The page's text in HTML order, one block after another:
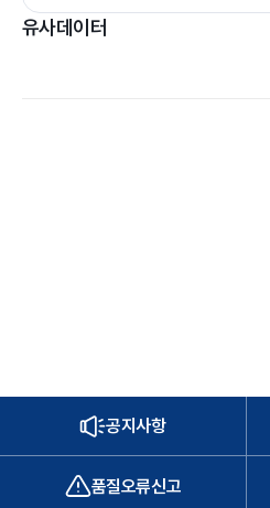
유사데이터
공지사항
품질오류신고